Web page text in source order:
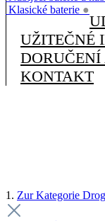
Klasické baterie ●
UŽITEČNÉ
DORUČENÍ
KONTAKT
1. Zur Kategorie